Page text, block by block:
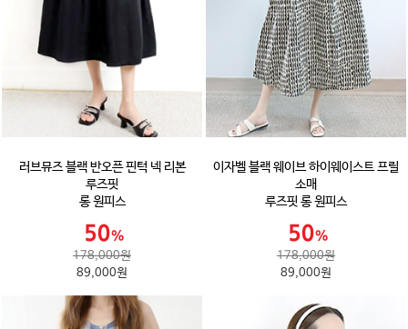
러브뮤즈 블랙 반오픈 핀턱 넥 리본
루즈핏
롱 원피스
178,000원
89,000원
이자벨 블랙 웨이브 하이웨이스트 프릴
소매
루즈핏 롱 원피스
178,000원
89,000원